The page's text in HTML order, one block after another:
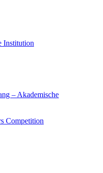
Institution
– Akademische
Competition